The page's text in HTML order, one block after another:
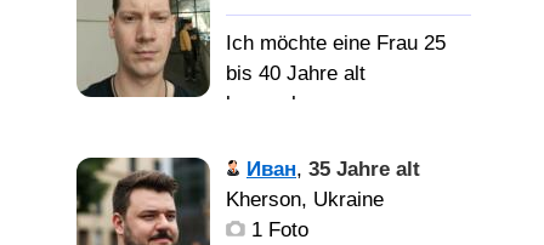
аналогичным чертами
характера
желательно без ВП и с
ЧуЮ
Ich möchte eine Frau 25
bis 40 Jahre alt
kennenlernen
Спокойный,
домашний, трудоголик,
добрый, в общем такой
Иван, 35 Jahre alt
Kherson, Ukraine
1 Foto